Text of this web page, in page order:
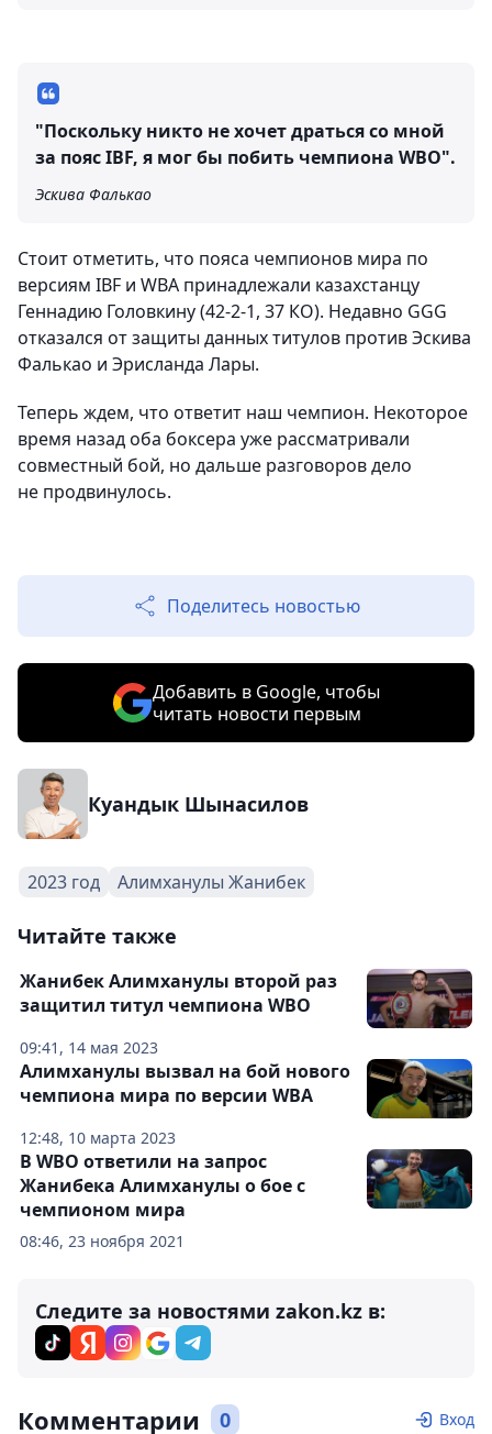
"Поскольку никто не хочет драться со мной
за пояс IBF, я мог бы побить чемпиона WBO".
Эскива Фалькао
Стоит отметить, что пояса чемпионов мира по
версиям IBF и WBA принадлежали казахстанцу
Геннадию Головкину (42-2-1, 37 КО). Недавно GGG
отказался от защиты данных титулов против Эскива
Фалькао и Эрисланда Лары.
Теперь ждем, что ответит наш чемпион. Некоторое
время назад оба боксера уже рассматривали
совместный бой, но дальше разговоров дело
не продвинулось.
Поделитесь новостью
Добавить в Google, чтобы
читать новости первым
Куандык Шынасилов
2023 год Алимханулы Жанибек
Читайте также
09:41, 14 мая 2023
Жанибек Алимханулы второй раз
защитил титул чемпиона WBO
12:48, 10 марта 2023
Алимханулы вызвал на бой нового
чемпиона мира по версии WBA
08:46, 23 ноября 2021
В WBO ответили на запрос
Жанибека Алимханулы о бое с
чемпионом мира
Следите за новостями zakon.kz в:
Комментарии 0 Вход